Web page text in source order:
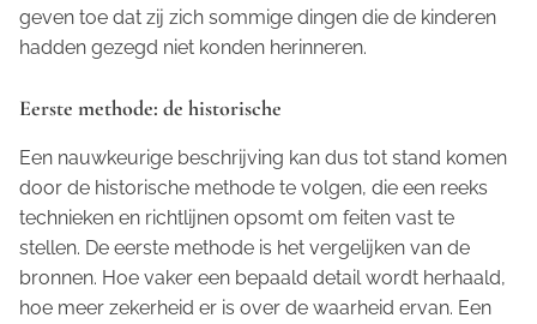
geven toe dat zij zich sommige dingen die de kinderen
hadden gezegd niet konden herinneren.
Eerste methode: de historische
Een nauwkeurige beschrijving kan dus tot stand komen
door de historische methode te volgen, die een reeks
technieken en richtlijnen opsomt om feiten vast te
stellen. De eerste methode is het vergelijken van de
bronnen. Hoe vaker een bepaald detail wordt herhaald,
hoe meer zekerheid er is over de waarheid ervan. Een